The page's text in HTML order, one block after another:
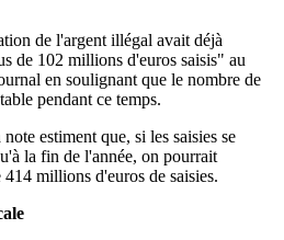
de l'argent illégal avait déjà
de 102 millions d'euros saisis" au
en soulignant que le nombre de
pendant ce temps.
estiment que, si les saisies se
la fin de l'année, on pourrait
millions d'euros de saisies.